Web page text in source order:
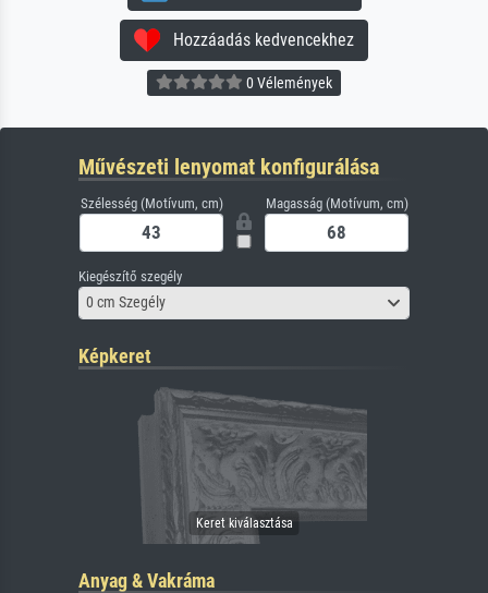
Hozzáadás kedvencekhez
0 Vélemények
Művészeti lenyomat konfigurálása
Szélesség (Motívum, cm) Magasság (Motívum, cm)
Kiegészítő szegély
0 cm Szegély
Képkeret
Anyag & Vakráma